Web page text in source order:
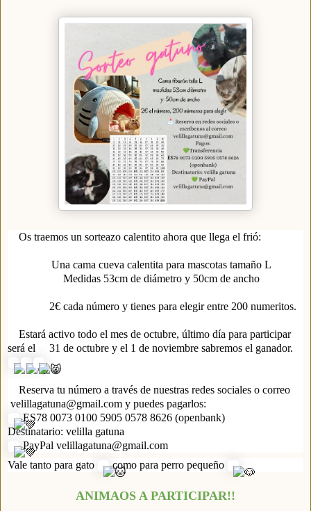
Os traemos un sorteazo calentito ahora que llega el frió:
Una cama cueva calentita para mascotas tamaño L
Medidas 53cm de diámetro y 50cm de ancho
2€ cada número y tienes para elegir entre 200 numeritos.
Estará activo todo el mes de octubre, último día para participar
será el
31 de octubre y el 1 de noviembre sabremos el ganador.
Reserva tu número a través de nuestras redes sociales o correo
velillagatuna@gmail.com y puedes pagarlos:
ES78 0073 0100 5905 0578 8626 (openbank)
Destinatario: velilla gatuna
PayPal velillagatuna@gmail.com
Vale tanto para gato
como para perro pequeño
ANIMAOS A PARTICIPAR!!